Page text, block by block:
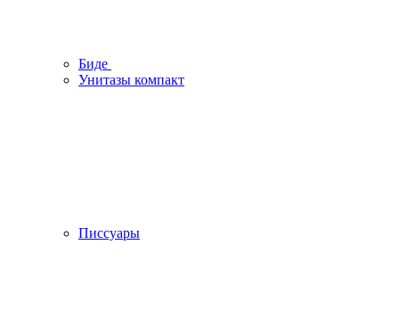
Биде
Унитазы компакт
Писсуары